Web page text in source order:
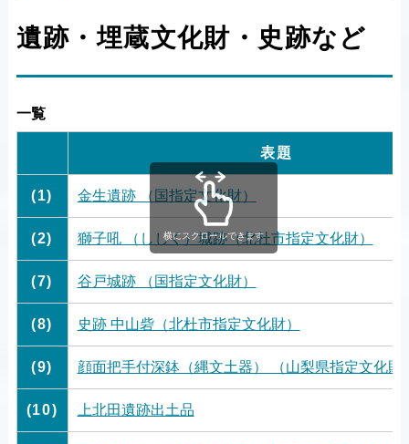
遺跡・埋蔵文化財・史跡など
一覧
表題
(1) 金生遺跡 （国指定文化財）
(2) 獅子吼 （ししく）城跡（北杜市指定文化財）
(7) 谷戸城跡 （国指定文化財）
(8) 史跡 中山砦（北杜市指定文化財）
(9) 顔面把手付深鉢（縄文土器） （山梨県指定文化財
(10) 上北田遺跡出土品
横にスクロールできます